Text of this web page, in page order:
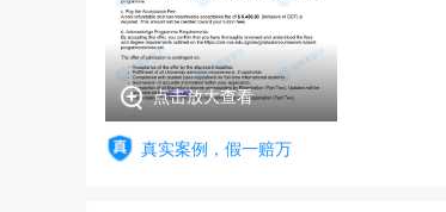
点击放大查看
真实案例，假一赔万